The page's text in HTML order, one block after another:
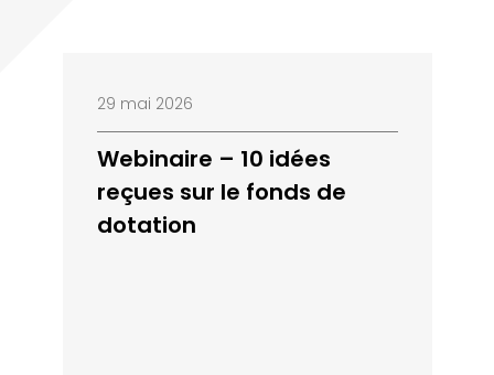
29 mai 2026
Webinaire – 10 idées
reçues sur le fonds de
dotation